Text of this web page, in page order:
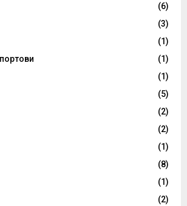
(6)
(3)
(1)
(1)
(1)
(5)
(2)
(2)
(1)
(8)
(1)
(2)